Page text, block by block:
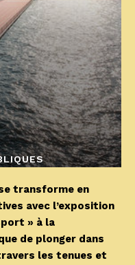
se transforme en
avec l’exposition
» à la
de plonger dans
les tenues et